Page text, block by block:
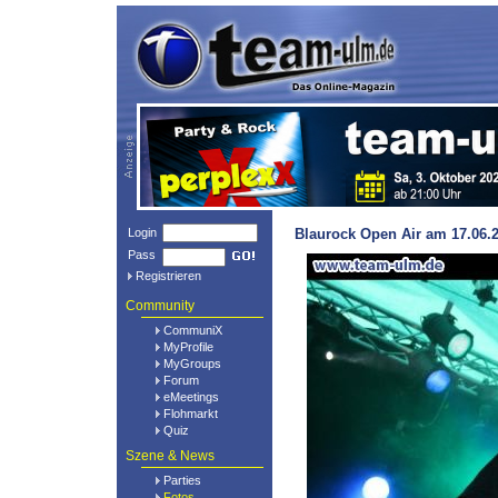
Login
Pass
Registrieren
Community
CommuniX
MyProfile
MyGroups
Forum
eMeetings
Flohmarkt
Quiz
Szene & News
Parties
Blaurock Open Air am